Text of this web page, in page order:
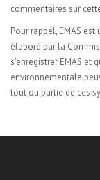
commentaires sur
Pour rappel, EMAS
élaboré par la
s'enregistrer EMAS et
environnementale
tout ou partie de ces